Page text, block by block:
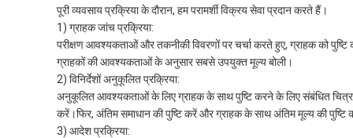
पूरी व्यवसाय प्रक्रिया के दौरान, हम परामर्शी विक्रय सेवा प्रदान करते हैं।
1) ग्राहक जांच प्रक्रिया:
परीक्षण आवश्यकताओं और तकनीकी विवरणों पर चर्चा करते हुए, ग्राहक को
ग्राहकों की आवश्यकताओं के अनुसार सबसे उपयुक्त मूल्य बोली।
2) विनिर्देशों अनुकूलित प्रक्रिया:
अनुकूलित आवश्यकताओं के लिए ग्राहक के साथ पुष्टि करने के लिए संबंधित चित्र
करें।फिर, अंतिम समाधान की पुष्टि करें और ग्राहक के साथ अंतिम मूल्य की पुष्टि
3) आदेश प्रक्रिया: